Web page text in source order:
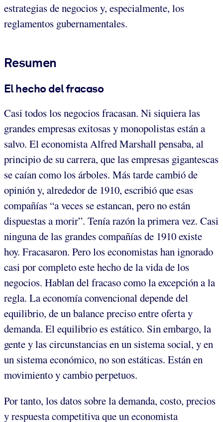
estrategias de negocios y, especialmente, los
reglamentos gubernamentales.
Resumen
El hecho del fracaso
Casi todos los negocios fracasan. Ni siquiera las
grandes empresas exitosas y monopolistas están a
salvo. El economista Alfred Marshall pensaba, al
principio de su carrera, que las empresas gigantescas
se caían como los árboles. Más tarde cambió de
opinión y, alrededor de 1910, escribió que esas
compañías “a veces se estancan, pero no están
dispuestas a morir”. Tenía razón la primera vez. Casi
ninguna de las grandes compañías de 1910 existe
hoy. Fracasaron. Pero los economistas han ignorado
casi por completo este hecho de la vida de los
negocios. Hablan del fracaso como la excepción a la
regla. La economía convencional depende del
equilibrio, de un balance preciso entre oferta y
demanda. El equilibrio es estático. Sin embargo, la
gente y las circunstancias en un sistema social, y en
un sistema económico, no son estáticas. Están en
movimiento y cambio perpetuos.
Por tanto, los datos sobre la demanda, costo, precios
y respuesta competitiva que un economista